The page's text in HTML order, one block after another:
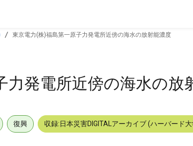
東京電力(株)福島第一原子力発電所近傍の海水の放射能濃度
力発電所近傍の海水の放
復興 収録:日本災害DIGITALアーカイブ (ハーバード